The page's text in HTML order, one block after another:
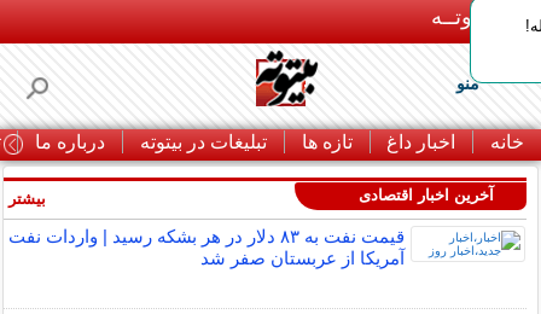
بـیتوتــه
منو
خانه اخبار داغ تازه ها تبلیغات در بیتوته درباره ما
آخرین اخبار اقتصادی
قیمت نفت به ۸۳ دلار در هر بشکه رسید | واردات نفت
آمریکا از عربستان صفر شد
بیشتر